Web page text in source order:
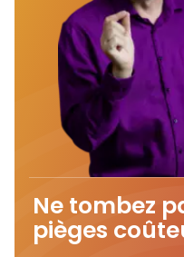
Ne tombez
pièges